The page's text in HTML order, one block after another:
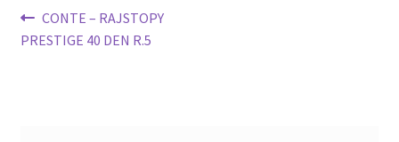
Nawigacja
wpisu
Poprzedni
wpis:
CONTE – RAJSTOPY
PRESTIGE 40 DEN R.5